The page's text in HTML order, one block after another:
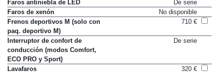
Faros antiniebla de LED
De serie
Faros de xenón
No disponible
Frenos deportivos M (solo con
paq. deportivo M)
Interruptor de confort de
conducción (modos Comfort,
ECO PRO y Sport)